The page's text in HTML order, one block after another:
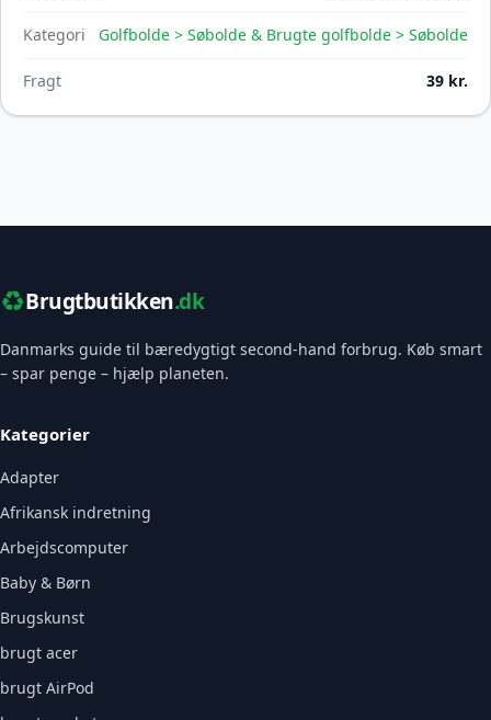
Kategori Golfbolde > Søbolde & Brugte golfbolde > Søbolde
Fragt 39 kr.
♻️Brugtbutikken.dk
Danmarks guide til bæredygtigt second-hand forbrug. Køb smart
– spar penge – hjælp planeten.
Kategorier
Adapter
Afrikansk indretning
Arbejdscomputer
Baby & Børn
Brugskunst
brugt acer
brugt AirPod